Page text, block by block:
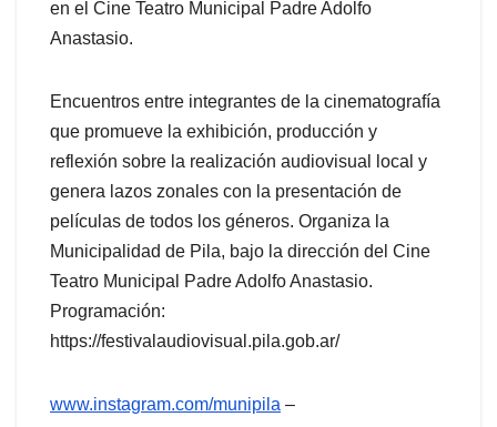
en el Cine Teatro Municipal Padre Adolfo
Anastasio.
Encuentros entre integrantes de la cinematografía
que promueve la exhibición, producción y
reflexión sobre la realización audiovisual local y
genera lazos zonales con la presentación de
películas de todos los géneros. Organiza la
Municipalidad de Pila, bajo la dirección del Cine
Teatro Municipal Padre Adolfo Anastasio.
Programación:
https://festivalaudiovisual.pila.gob.ar/
www.instagram.com/munipila –